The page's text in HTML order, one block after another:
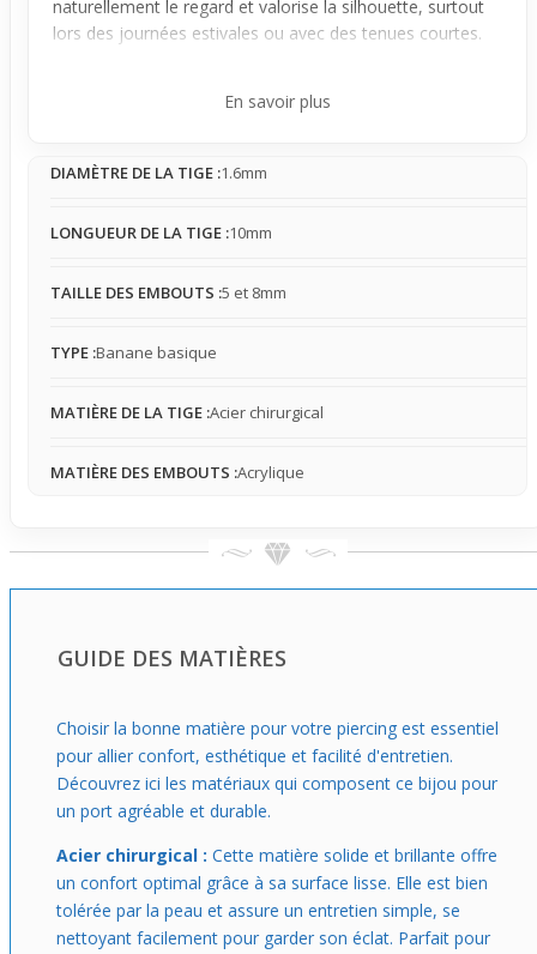
naturellement le regard et valorise la silhouette, surtout
lors des journées estivales ou avec des tenues courtes.
se fait sentir modérément au contact des vêtements,
en tête pour un usage quotidien. Les embouts ronds de
celles souhaitant valoriser leur nombril tout en apportant
une note colorée et moderne à leur style. Il s’intègre
ville, mettant en valeur le ventre de manière à la fois
quotidien.
En savoir plus
DIAMÈTRE DE LA TIGE :1.6mm
LONGUEUR DE LA TIGE :10mm
TAILLE DES EMBOUTS :5 et 8mm
TYPE :Banane basique
MATIÈRE DE LA TIGE :Acier chirurgical
MATIÈRE DES EMBOUTS :Acrylique
GUIDE DES MATIÈRES
Choisir la bonne matière pour votre piercing est essentiel
pour allier confort, esthétique et facilité d'entretien.
Découvrez ici les matériaux qui composent ce bijou pour
un port agréable et durable.
Acier chirurgical : Cette matière solide et brillante offre
un confort optimal grâce à sa surface lisse. Elle est bien
tolérée par la peau et assure un entretien simple, se
nettoyant facilement pour garder son éclat. Parfait pour